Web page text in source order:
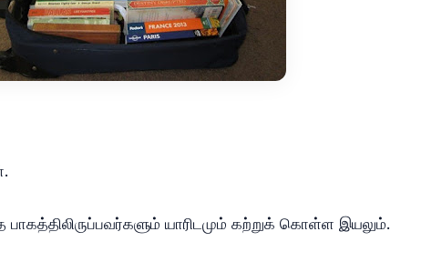
பாகத்திலிருப்பவர்களும் யாரிடமும் கற்றுக் கொள்ள இயலும்.